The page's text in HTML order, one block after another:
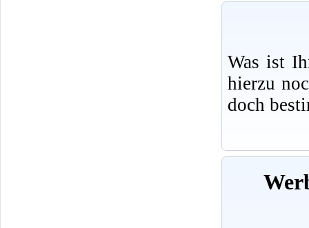
Was ist
hierzu
doch